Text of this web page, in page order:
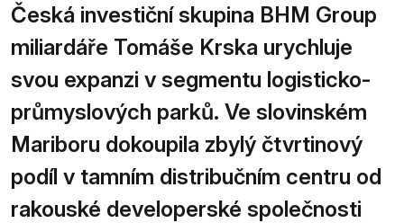
Česká investiční skupina BHM Group
miliardáře Tomáše Krska urychluje
svou expanzi v segmentu logisticko-
průmyslových parků. Ve slovinském
Mariboru dokoupila zbylý čtvrtinový
podíl v tamním distribučním centru od
rakouské developerské společnosti